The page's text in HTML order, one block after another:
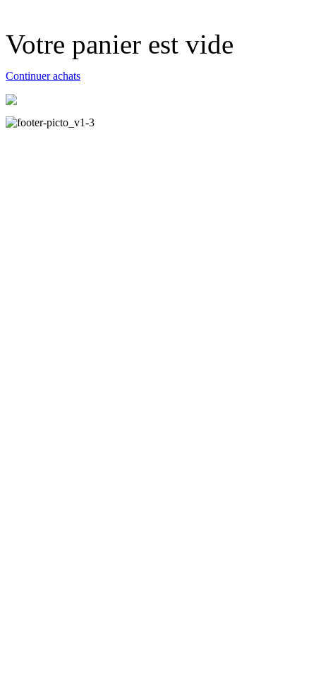
Votre panier est vide
Continuer achats